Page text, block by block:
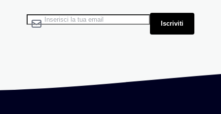
Iscriviti alla nostra Newsletter: Iscriviti